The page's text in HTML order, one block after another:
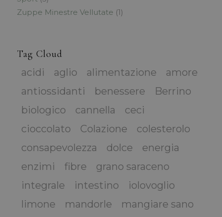
Zuppe Minestre Vellutate (1)
Tag Cloud
acidi
aglio alimentazione
amore
antiossidanti
benessere
Berrino
biologico
cannella
ceci
cioccolato
Colazione
colesterolo
consapevolezza
dolce
energia
enzimi
fibre
grano saraceno
integrale
intestino
iolovoglio
limone
mandorle
mangiare sano